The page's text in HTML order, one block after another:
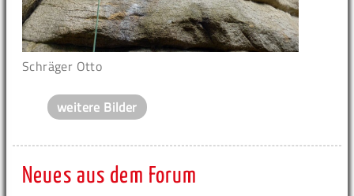
Schräger Otto
weitere Bilder
Neues aus dem Forum